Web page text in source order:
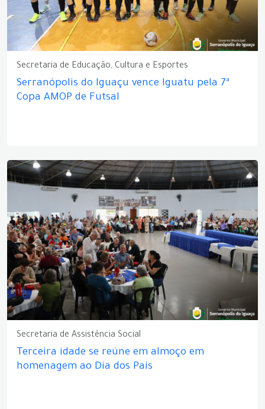
Secretaria de Educação, Cultura e Esportes
Serranópolis do Iguaçu vence Iguatu pela 7ª
Copa AMOP de Futsal
Secretaria de Assistência Social
Terceira idade se reúne em almoço em
homenagem ao Dia dos Pais